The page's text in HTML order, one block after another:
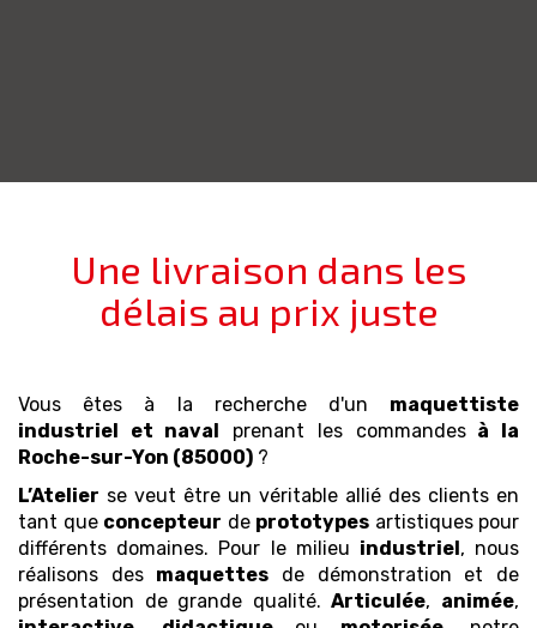
Une livraison dans les
délais au prix juste
Vous êtes à la recherche d'un maquettiste
industriel et naval prenant les commandes à la
Roche-sur-Yon (85000) ?
L’Atelier se veut être un véritable allié des clients en
tant que concepteur de prototypes artistiques pour
différents domaines. Pour le milieu industriel, nous
réalisons des maquettes de démonstration et de
présentation de grande qualité.Articulée, animée,